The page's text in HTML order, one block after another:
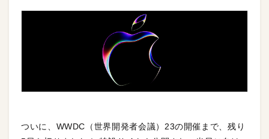
ついに、WWDC（世界開発者会議）23の開催まで、残り